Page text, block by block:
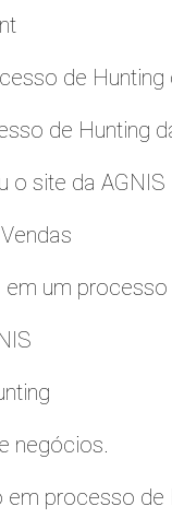
de
de Hunting
o site da AGNIS
um processo
negócios.
processo de